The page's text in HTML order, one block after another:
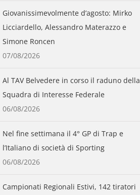
Giovanissimevolmente d’agosto: Mirko
Licciardello, Alessandro Materazzo e
Simone Roncen
07/08/2026
Al TAV Belvedere in corso il raduno della
Squadra di Interesse Federale
06/08/2026
Nel fine settimana il 4° GP di Trap e
l’Italiano di società di Sporting
06/08/2026
Campionati Regionali Estivi, 142 tiratori